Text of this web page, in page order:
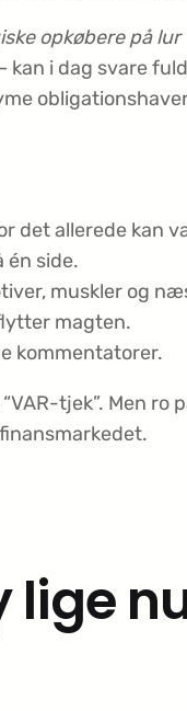
opkøbere på
kan i dag svare
det allerede kan
én side.
muskler og
magten.
kommentatorer.
tjek”. Men ro
lige